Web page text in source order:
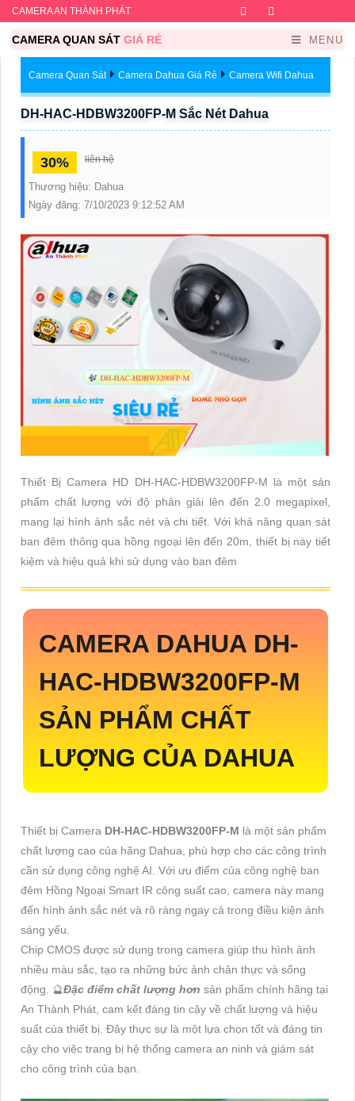
CAMERA AN THÀNH PHÁT Facebook
CAMERA QUAN SÁT GIÁ RẺ MENU
Camera Quan Sát Camera Dahua Giá Rẻ Camera Wifi Dahua
DH-HAC-HDBW3200FP-M Sắc Nét Dahua
30% liên hệ
Thương hiệu: Dahua
Ngày đăng: 7/10/2023 9:12:52 AM
Thiết Bị Camera HD DH-HAC-HDBW3200FP-M là một sản
phẩm chất lượng với độ phân giải lên đến 2.0 megapixel,
mang lại hình ảnh sắc nét và chi tiết. Với khả năng quan sát
ban đêm thông qua hồng ngoại lên đến 20m, thiết bị này tiết
kiệm và hiệu quả khi sử dụng vào ban đêm
CAMERA DAHUA DH-
HAC-HDBW3200FP-M
SẢN PHẨM CHẤT
LƯỢNG CỦA DAHUA
Thiết bị Camera DH-HAC-HDBW3200FP-M là một sản phẩm
chất lượng cao của hãng Dahua, phù hợp cho các công trình
cần sử dụng công nghệ AI. Với ưu điểm của công nghệ ban
đêm Hồng Ngoại Smart IR công suất cao, camera này mang
đến hình ảnh sắc nét và rõ ràng ngay cả trong điều kiện ánh
sáng yếu.
Chip CMOS được sử dụng trong camera giúp thu hình ảnh
nhiều màu sắc, tạo ra những bức ảnh chân thực và sống
động. 🔮Đặc điểm chất lượng hơn sản phẩm chính hãng tại
An Thành Phát, cam kết đáng tin cậy về chất lượng và hiệu
suất của thiết bị. Đây thực sự là một lựa chọn tốt và đáng tin
cậy cho việc trang bị hệ thống camera an ninh và giám sát
cho công trình của bạn.